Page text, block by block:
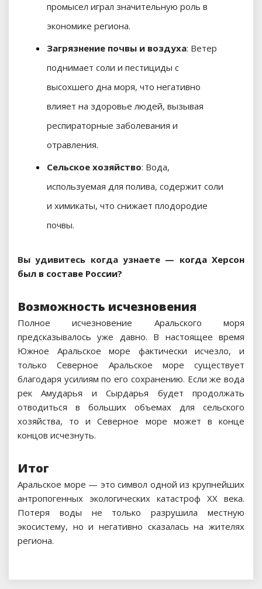
промысел играл значительную роль в
экономике региона.
Загрязнение почвы и воздуха: Ветер
поднимает соли и пестициды с
высохшего дна моря, что негативно
влияет на здоровье людей, вызывая
респираторные заболевания и
отравления.
Сельское хозяйство: Вода,
используемая для полива, содержит соли
и химикаты, что снижает плодородие
почвы.
Вы удивитесь когда узнаете — когда Херсон
был в составе России?
Возможность исчезновения
Полное исчезновение Аральского моря
предсказывалось уже давно. В настоящее время
Южное Аральское море фактически исчезло, и
только Северное Аральское море существует
благодаря усилиям по его сохранению. Если же вода
рек Амударья и Сырдарья будет продолжать
отводиться в больших объемах для сельского
хозяйства, то и Северное море может в конце
концов исчезнуть.
Итог
Аральское море — это символ одной из крупнейших
антропогенных экологических катастроф XX века.
Потеря воды не только разрушила местную
экосистему, но и негативно сказалась на жителях
региона.